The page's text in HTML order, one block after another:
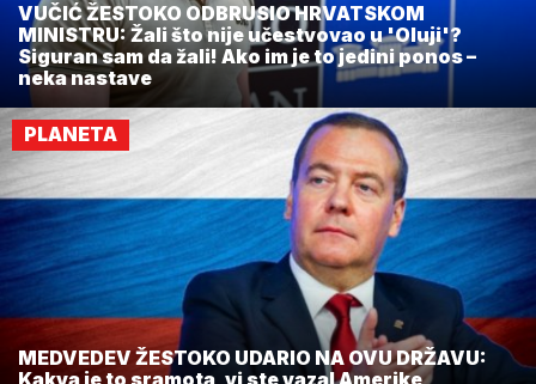
VUČIĆ ŽESTOKO ODBRUSIO HRVATSKOM
MINISTRU: Žali što nije učestvovao u 'Oluji'?
Siguran sam da žali! Ako im je to jedini ponos –
neka nastave
PLANETA
MEDVEDEV ŽESTOKO UDARIO NA OVU DRŽAVU: